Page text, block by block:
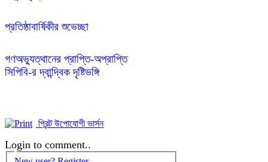
গণঅভ্যুত্থানের প্রাপ্তি-অপ্রাপ্তি
সিপিবি-র দ্বান্দ্বিক দৃষ্টিভঙ্গি
প্রিন্ট উপোযোগী ভার্সন
Login to comment..